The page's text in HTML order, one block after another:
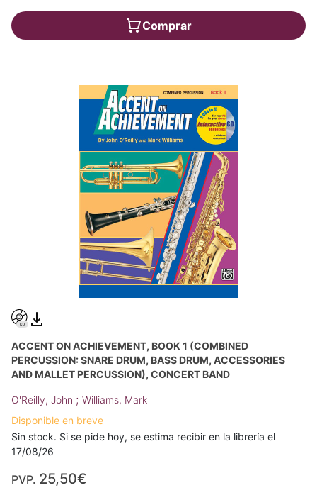
Comprar
ACCENT ON ACHIEVEMENT, BOOK 1 (COMBINED
PERCUSSION: SNARE DRUM, BASS DRUM, ACCESSORIES
AND MALLET PERCUSSION), CONCERT BAND
O'Reilly, John ; Williams, Mark
Disponible en breve
Sin stock. Si se pide hoy, se estima recibir en la librería el
17/08/26
PVP. 25,50€